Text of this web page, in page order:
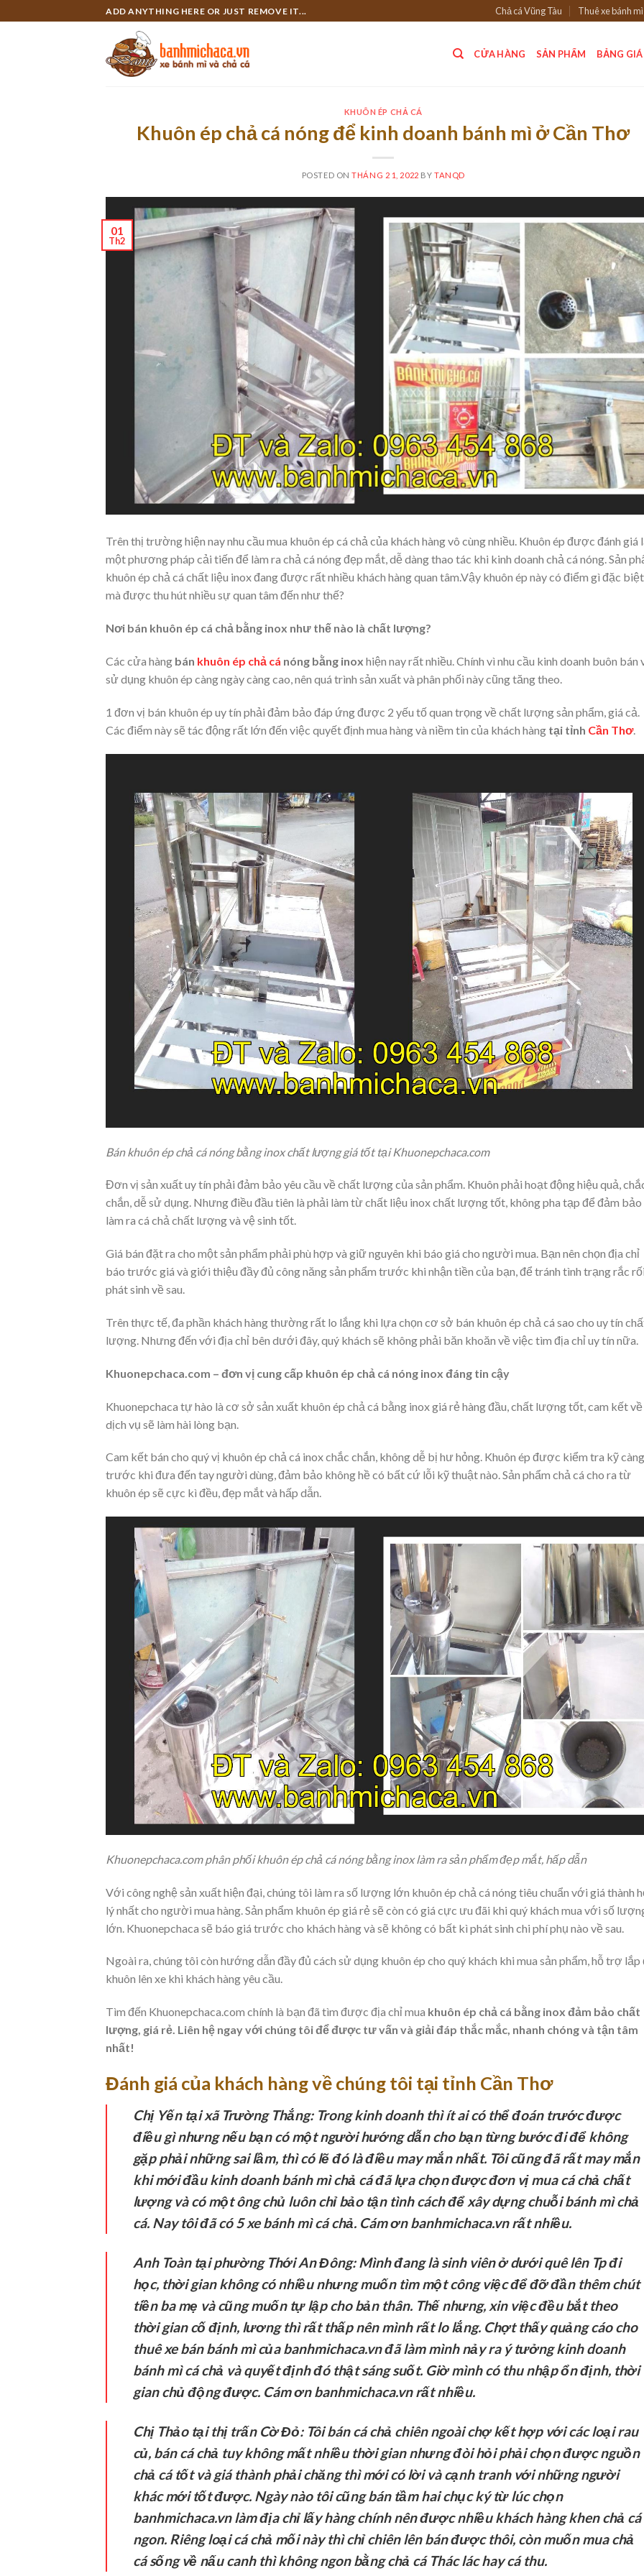
to
ADD ANYTHING HERE OR JUST REMOVE IT... Chả cá Vũng Tàu Thuê xe bánh mì
CỬA HÀNG SẢN PHẨM BẢNG
KHUÔN ÉP CHẢ CÁ
Khuôn ép chả cá nóng để kinh doanh bánh mì ở Cần Thơ
POSTED ONTHÁNG 2 1, 2022 BY TANQD
01
Th2
Trên thị trường hiện nay nhu cầu mua khuôn ép cá chả của khách hàng vô cùng nhiều. Khuôn ép được đánh giá
một phương pháp cải tiến để làm ra chả cá nóng đẹp mắt, dễ dàng thao tác khi kinh doanh chả cá nóng. Sản
khuôn ép chả cá chất liệu inox đang được rất nhiều khách hàng quan tâm.Vậy khuôn ép này có điểm gì đặc biệt
mà được thu hút nhiều sự quan tâm đến như thế?
Nơi bán khuôn ép cá chả bằng inox như thế nào là chất lượng?
Các cửa hàng bán khuôn ép chả cá nóng bằng inox hiện nay rất nhiều. Chính vì nhu cầu kinh doanh buôn bán
sử dụng khuôn ép càng ngày càng cao, nên quá trình sản xuất và phân phối này cũng tăng theo.
1 đơn vị bán khuôn ép uy tín phải đảm bảo đáp ứng được 2 yếu tố quan trọng về chất lượng sản phẩm, giá cả.
Các điểm này sẽ tác động rất lớn đến việc quyết định mua hàng và niềm tin của khách hàng tại tỉnh Cần Thơ.
Bán khuôn ép chả cá nóng bằng inox chất lượng giá tốt tại Khuonepchaca.com
Đơn vị sản xuất uy tín phải đảm bảo yêu cầu về chất lượng của sản phẩm. Khuôn phải hoạt động hiệu quả,
chắn, dễ sử dụng. Nhưng điều đầu tiên là phải làm từ chất liệu inox chất lượng tốt, không pha tạp để đảm bảo
làm ra cá chả chất lượng và vệ sinh tốt.
Giá bán đặt ra cho một sản phẩm phải phù hợp và giữ nguyên khi báo giá cho người mua. Bạn nên chọn địa chỉ
báo trước giá và giới thiệu đầy đủ công năng sản phẩm trước khi nhận tiền của bạn, để tránh tình trạng rắc
phát sinh về sau.
Trên thực tế, đa phần khách hàng thường rất lo lắng khi lựa chọn cơ sở bán khuôn ép chả cá sao cho uy tín
lượng. Nhưng đến với địa chỉ bên dưới đây, quý khách sẽ không phải băn khoăn về việc tìm địa chỉ uy tín nữa.
Khuonepchaca.com – đơn vị cung cấp khuôn ép chả cá nóng inox đáng tin cậy
Khuonepchaca tự hào là cơ sở sản xuất khuôn ép chả cá bằng inox giá rẻ hàng đầu, chất lượng tốt, cam kết về
dịch vụ sẽ làm hài lòng bạn.
Cam kết bán cho quý vị khuôn ép chả cá inox chắc chắn, không dễ bị hư hỏng. Khuôn ép được kiểm tra kỹ càng
trước khi đưa đến tay người dùng, đảm bảo không hề có bất cứ lỗi kỹ thuật nào. Sản phẩm chả cá cho ra từ
khuôn ép sẽ cực kì đều, đẹp mắt và hấp dẫn.
Khuonepchaca.com phân phối khuôn ép chả cá nóng bằng inox làm ra sản phẩm đẹp mắt, hấp dẫn
Với công nghệ sản xuất hiện đại, chúng tôi làm ra số lượng lớn khuôn ép chả cá nóng tiêu chuẩn với giá thành
lý nhất cho người mua hàng. Sản phẩm khuôn ép giá rẻ sẽ còn có giá cực ưu đãi khi quý khách mua với số
lớn. Khuonepchaca sẽ báo giá trước cho khách hàng và sẽ không có bất kì phát sinh chi phí phụ nào về sau.
Ngoài ra, chúng tôi còn hướng dẫn đầy đủ cách sử dụng khuôn ép cho quý khách khi mua sản phẩm, hỗ trợ
khuôn lên xe khi khách hàng yêu cầu.
Tìm đến Khuonepchaca.com chính là bạn đã tìm được địa chỉ mua khuôn ép chả cá bằng inox đảm bảo chất
lượng, giá rẻ. Liên hệ ngay với chúng tôi để được tư vấn và giải đáp thắc mắc, nhanh chóng và tận tâm
nhất!
Đánh giá của khách hàng về chúng tôi tại tỉnh Cần Thơ
Chị Yến tại xã Trường Thắng:Trong kinh doanh thì ít ai có thể đoán trước được
điều gì nhưng nếu bạn có một người hướng dẫn cho bạn từng bước đi để không
gặp phải những sai lầm, thì có lẽ đó là điều may mắn nhất. Tôi cũng đã rất may mắn
khi mới đầu kinh doanh bánh mì chả cá đã lựa chọn được đơn vị mua cá chả chất
lượng và có một ông chủ luôn chỉ bảo tận tình cách để xây dựng chuỗi bánh mì chả
cá. Nay tôi đã có 5 xe bánh mì cá chả. Cám ơn banhmichaca.vn rất nhiều.
Anh Toàn tại phường Thới An Đông:Mình đang là sinh viên ở dưới quê lên Tp đi
học, thời gian không có nhiều nhưng muốn tìm một công việc để đỡ đần thêm chút
tiền ba mẹ và cũng muốn tự lập cho bản thân. Thế nhưng, xin việc đều bắt theo
thời gian cố định, lương thì rất thấp nên mình rất lo lắng. Chợt thấy quảng cáo cho
thuê xe bán bánh mì của banhmichaca.vn đã làm mình nảy ra ý tưởng kinh doanh
bánh mì cá chả và quyết định đó thật sáng suốt. Giờ mình có thu nhập ổn định, thời
gian chủ động được. Cám ơn banhmichaca.vn rất nhiều.
Chị Thảo tại thị trấn Cờ Đỏ:Tôi bán cá chả chiên ngoài chợ kết hợp với các loại rau
củ, bán cá chả tuy không mất nhiều thời gian nhưng đòi hỏi phải chọn được nguồn
chả cá tốt và giá thành phải chăng thì mới có lời và cạnh tranh với những người
khác mới tốt được. Ngày nào tôi cũng bán tầm hai chục ký từ lúc chọn
banhmichaca.vn làm địa chỉ lấy hàng chính nên được nhiều khách hàng khen chả cá
ngon. Riêng loại cá chả mối này thì chỉ chiên lên bán được thôi, còn muốn mua chả
cá sống về nấu canh thì không ngon bằng chả cá Thác lác hay cá thu.